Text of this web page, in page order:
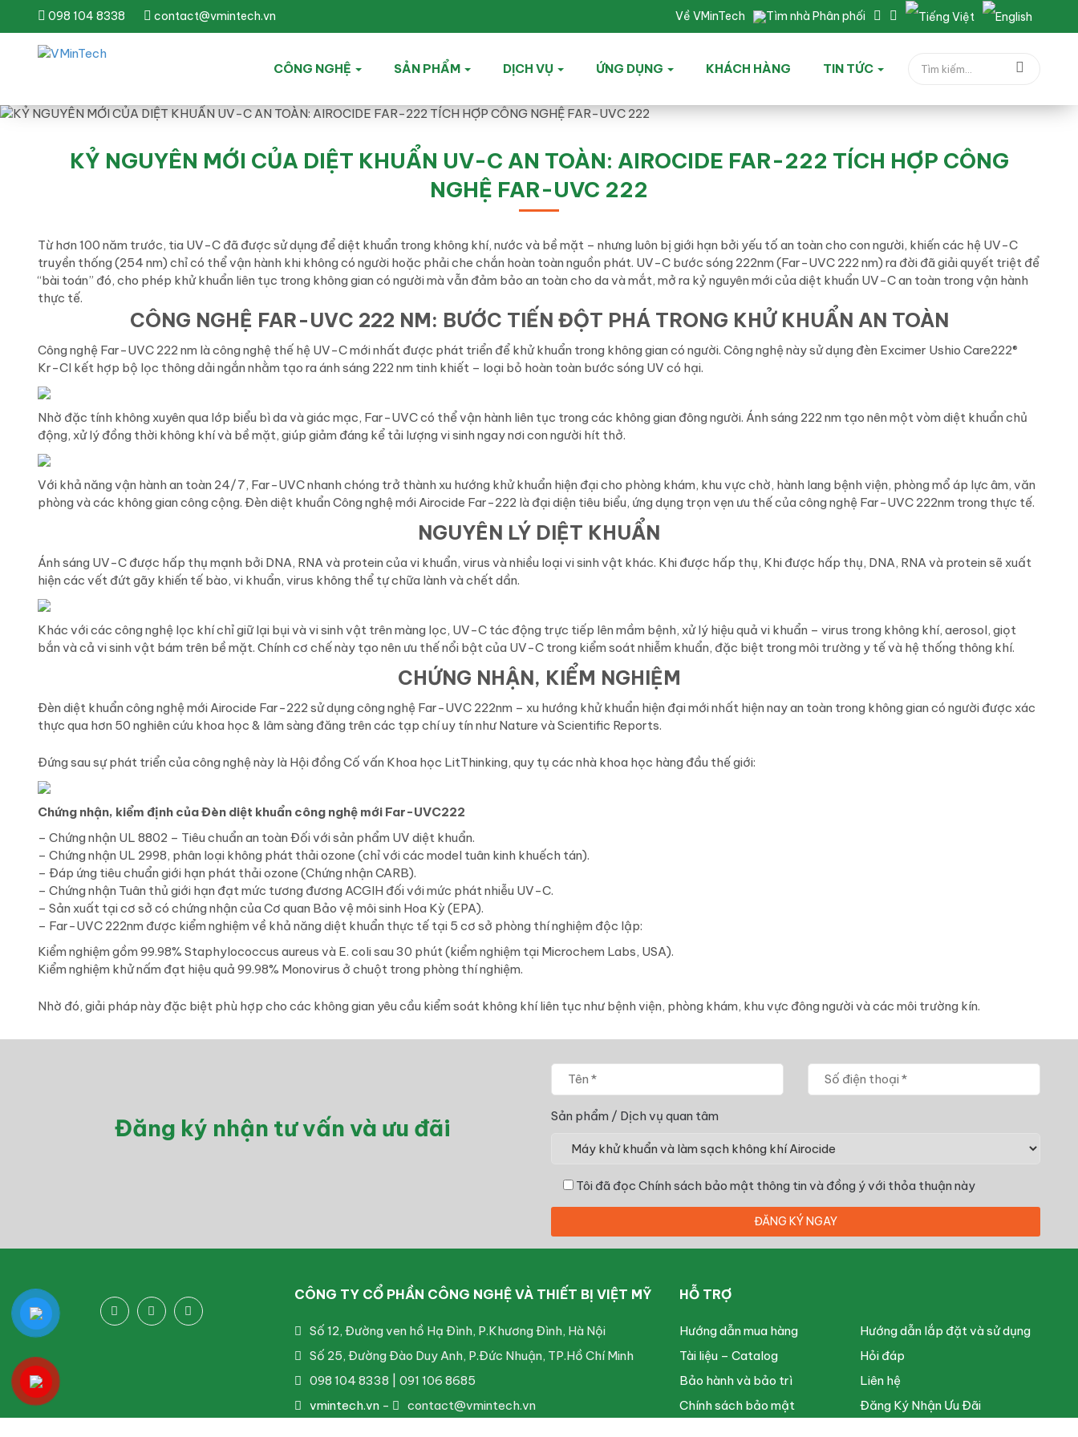
098 104 8338 contact@vmintech.vn Về VMinTech Tìm nhà Phân phối
CÔNG NGHỆ SẢN PHẨM DỊCH VỤ ỨNG DỤNG KHÁCH HÀNG TIN TỨC
KỶ NGUYÊN MỚI CỦA DIỆT KHUẨN UV-C AN TOÀN: AIROCIDE FAR-222 TÍCH HỢP CÔNG
NGHỆ FAR-UVC 222
Từ hơn 100 năm trước, tia UV-C đã được sử dụng để diệt khuẩn trong không khí, nước và bề mặt – nhưng luôn bị giới hạn bởi yếu tố an toàn cho con người, khiến các hệ UV-C
truyền thống (254 nm) chỉ có thể vận hành khi không có người hoặc phải che chắn hoàn toàn nguồn phát. UV-C bước sóng 222nm (Far-UVC 222 nm) ra đời đã giải quyết triệt để
“bài toán” đó, cho phép khử khuẩn liên tục trong không gian có người mà vẫn đảm bảo an toàn cho da và mắt, mở ra kỷ nguyên mới của diệt khuẩn UV-C an toàn trong vận hành
thực tế.
CÔNG NGHỆ FAR-UVC 222 NM: BƯỚC TIẾN ĐỘT PHÁ TRONG KHỬ KHUẨN AN TOÀN
Công nghệ Far-UVC 222 nm là công nghệ thế hệ UV-C mới nhất được phát triển để khử khuẩn trong không gian có người. Công nghệ này sử dụng đèn Excimer Ushio Care222®
Kr-Cl kết hợp bộ lọc thông dải ngắn nhằm tạo ra ánh sáng 222 nm tinh khiết – loại bỏ hoàn toàn bước sóng UV có hại.
Nhờ đặc tính không xuyên qua lớp biểu bì da và giác mạc, Far-UVC có thể vận hành liên tục trong các không gian đông người. Ánh sáng 222 nm tạo nên một vòm diệt khuẩn chủ
động, xử lý đồng thời không khí và bề mặt, giúp giảm đáng kể tải lượng vi sinh ngay nơi con người hít thở.
Với khả năng vận hành an toàn 24/7, Far-UVC nhanh chóng trở thành xu hướng khử khuẩn hiện đại cho phòng khám, khu vực chờ, hành lang bệnh viện, phòng mổ áp lực âm, văn
phòng và các không gian công cộng. Đèn diệt khuẩn Công nghệ mới Airocide Far-222 là đại diện tiêu biểu, ứng dụng trọn vẹn ưu thế của công nghệ Far-UVC 222nm trong thực tế.
NGUYÊN LÝ DIỆT KHUẨN
Ánh sáng UV-C được hấp thụ mạnh bởi DNA, RNA và protein của vi khuẩn, virus và nhiều loại vi sinh vật khác. Khi được hấp thụ, Khi được hấp thụ, DNA, RNA và protein sẽ xuất
hiện các vết đứt gãy khiến tế bào, vi khuẩn, virus không thể tự chữa lành và chết dần.
Khác với các công nghệ lọc khí chỉ giữ lại bụi và vi sinh vật trên màng lọc, UV-C tác động trực tiếp lên mầm bệnh, xử lý hiệu quả vi khuẩn – virus trong không khí, aerosol, giọt
bắn và cả vi sinh vật bám trên bề mặt. Chính cơ chế này tạo nên ưu thế nổi bật của UV-C trong kiểm soát nhiễm khuẩn, đặc biệt trong môi trường y tế và hệ thống thông khí.
CHỨNG NHẬN, KIỂM NGHIỆM
Đèn diệt khuẩn công nghệ mới Airocide Far-222 sử dụng công nghệ Far-UVC 222nm – xu hướng khử khuẩn hiện đại mới nhất hiện nay an toàn trong không gian có người được xác
thực qua hơn 50 nghiên cứu khoa học & lâm sàng đăng trên các tạp chí uy tín như Nature và Scientific Reports.
Đứng sau sự phát triển của công nghệ này là Hội đồng Cố vấn Khoa học LitThinking, quy tụ các nhà khoa học hàng đầu thế giới:
Chứng nhận, kiểm định của Đèn diệt khuẩn công nghệ mới Far-UVC222
– Chứng nhận UL 8802 – Tiêu chuẩn an toàn Đối với sản phẩm UV diệt khuẩn.
– Chứng nhận UL 2998, phân loại không phát thải ozone (chỉ với các model tuân kinh khuếch tán).
– Đáp ứng tiêu chuẩn giới hạn phát thải ozone (Chứng nhận CARB).
– Chứng nhận Tuân thủ giới hạn đạt mức tương đương ACGIH đối với mức phát nhiễu UV-C.
– Sản xuất tại cơ sở có chứng nhận của Cơ quan Bảo vệ môi sinh Hoa Kỳ (EPA).
– Far-UVC 222nm được kiểm nghiệm về khả năng diệt khuẩn thực tế tại 5 cơ sở phòng thí nghiệm độc lập:
Kiểm nghiệm gồm 99.98% Staphylococcus aureus và E. coli sau 30 phút (kiểm nghiệm tại Microchem Labs, USA).
Kiểm nghiệm khử nấm đạt hiệu quả 99.98% Monovirus ở chuột trong phòng thí nghiệm.
Nhờ đó, giải pháp này đặc biệt phù hợp cho các không gian yêu cầu kiểm soát không khí liên tục như bệnh viện, phòng khám, khu vực đông người và các môi trường kín.
Đăng ký nhận tư vấn và ưu đãi Sản phẩm / Dịch vụ quan tâm
Tôi đã đọc Chính sách bảo mật thông tin và đồng ý với thỏa thuận này
CÔNG TY CỔ PHẦN CÔNG NGHỆ VÀ THIẾT BỊ VIỆT MỸ
Số 12, Đường ven hồ Hạ Đình, P.Khương Đình, Hà Nội
Số 25, Đường Đào Duy Anh, P.Đức Nhuận, TP.Hồ Chí Minh
098 104 8338 | 091 106 8685
vmintech.vn - contact@vmintech.vn
HỖ TRỢ
Hướng dẫn mua hàng
Hướng dẫn lắp đặt và sử dụng
Tài liệu – Catalog
Hỏi đáp
Bảo hành và bảo trì
Liên hệ
Chính sách bảo mật
Đăng Ký Nhận Ưu Đãi